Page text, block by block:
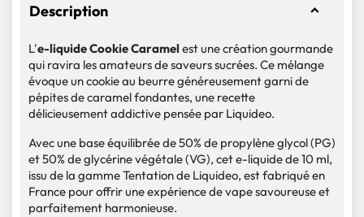
Description
L'e-liquide Cookie Caramel est une création gourmande
qui ravira les amateurs de saveurs sucrées. Ce mélange
évoque un cookie au beurre généreusement garni de
pépites de caramel fondantes, une recette
délicieusement addictive pensée par Liquideo.
Avec une base équilibrée de 50% de propylène glycol (PG)
et 50% de glycérine végétale (VG), cet e-liquide de 10 ml,
issu de la gamme Tentation de Liquideo, est fabriqué en
France pour offrir une expérience de vape savoureuse et
parfaitement harmonieuse.